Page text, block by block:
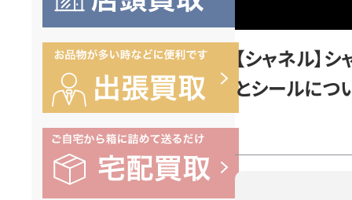
【シャネル】
とシールにつ